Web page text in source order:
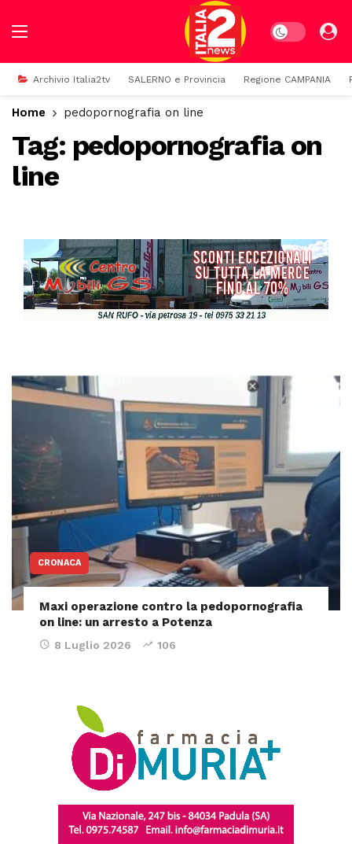
Dark mode
Archivio Italia2tv SALERNO e Provincia Regione CAMPANIA
Home pedopornografia on line
Tag: pedopornografia on
line
CRONACA
Maxi operazione contro la pedopornografia
on line: un arresto a Potenza
8 Luglio 2026 106